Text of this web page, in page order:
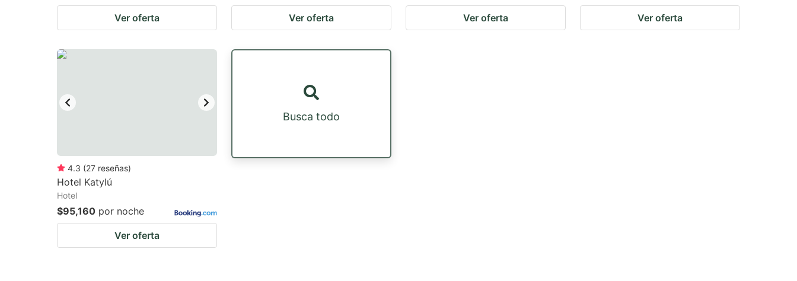
Ver oferta Ver oferta Ver oferta Ver oferta
4.3 (27 reseñas)
Hotel Katylú
Hotel
$95,160 por noche
Ver oferta
Busca todo